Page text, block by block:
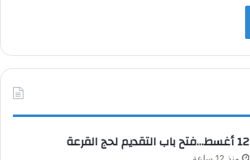
12 أغسط…فتح باب التقديم لحج القرعة